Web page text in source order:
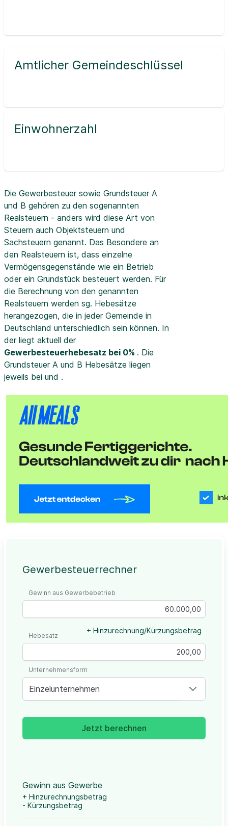
Amtlicher Gemeindeschlüssel
Einwohnerzahl
Die Gewerbesteuer sowie Grundsteuer A
und B gehören zu den sogenannten
Realsteuern - anders wird diese Art von
Steuern auch Objektsteuern und
Sachsteuern genannt. Das Besondere an
den Realsteuern ist, dass einzelne
Vermögensgegenstände wie ein Betrieb
oder ein Grundstück besteuert werden. Für
die Berechnung von den genannten
Realsteuern werden sg. Hebesätze
herangezogen, die in jeder Gemeinde in
Deutschland unterschiedlich sein können. In
der liegt aktuell der
Gewerbesteuerhebesatz bei 0% . Die
Grundsteuer A und B Hebesätze liegen
jeweils bei und .
Gewerbesteuerrechner
Gewinn aus Gewerbebetrieb
+ Hinzurechnung/Kürzungsbetrag
Hebesatz
Einzelunternehmen
Unternehmensform
Jetzt berechnen
Gewinn aus Gewerbe
+ Hinzurechnungsbetrag
- Kürzungsbetrag